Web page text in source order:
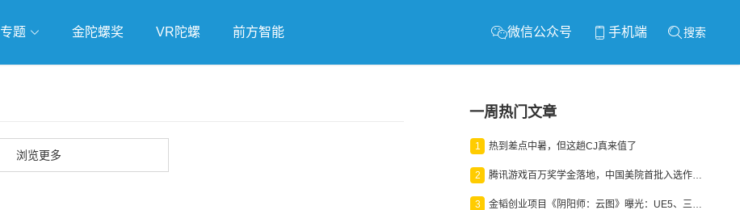
专题 金陀螺奖 VR陀螺 前方智能 微信公众号 手机端 搜索
浏览更多
一周热门文章
1 热到差点中暑，但这趟CJ真来值了
2 腾讯游戏百万奖学金落地，中国美院首批入选作品获业内关注
3 金韬创业项目《阴阳师：云图》曝光：UE5、三端互通、ARPG